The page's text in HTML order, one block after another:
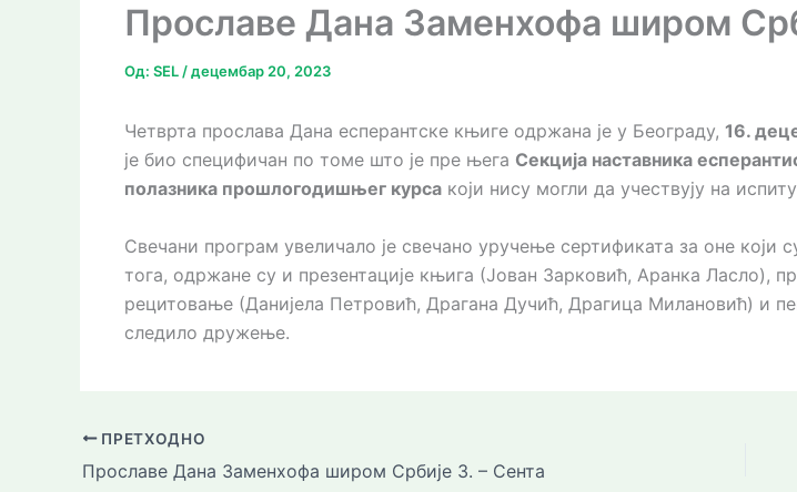
Прославе Дана Заменхофа широм
Од: SEL/децембар 20, 2023
Четврта прослава Дана есперантске књиге одржана је у Београду, 16.
је био специфичан по томе што је пре њега Секција наставника
полазника прошлогодишњег курса који нису могли да учествују на
Свечани програм увеличало је свечано уручење сертификата за оне
тога, одржане су и презентације књига (Јован Зарковић, Аранка Ласло),
рецитовање (Данијела Петровић, Драгана Дучић, Драгица Милановић) и
следило дружење.
ПРЕТХОДНО
Прославе Дана Заменхофа широм Србије 3. – Сента